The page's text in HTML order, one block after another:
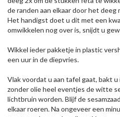
de randen aan elkaar door het
Het handigst doet u dit met een
omwikkelen nog over is, snijdt u
Wikkel ieder pakketje in plastic
een uur in de diepvries.
Vlak voordat u aan tafel gaat, bakt
zonder olie heel eventjes de witte
lichtbruin worden. Blijf de
elkaar roeren. Na ongeveer een